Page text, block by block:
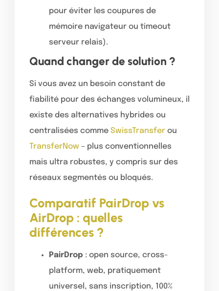
pour éviter les coupures de
mémoire navigateur ou timeout
serveur relais).
Quand changer de solution ?
Si vous avez un besoin constant de
fiabilité pour des échanges volumineux, il
existe des alternatives hybrides ou
centralisées comme SwissTransfer ou
TransferNow – plus conventionnelles
mais ultra robustes, y compris sur des
réseaux segmentés ou bloqués.
Comparatif PairDrop vs
AirDrop : quelles
différences ?
PairDrop : open source, cross-
platform, web, pratiquement
universel, sans inscription, 100%